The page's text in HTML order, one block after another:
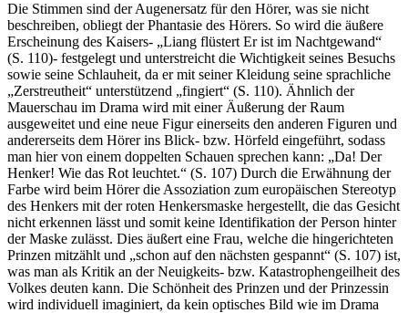
Die Stimmen sind der Augenersatz für den Hörer, was sie nicht
beschreiben, obliegt der Phantasie des Hörers. So wird die äußere
Erscheinung des Kaisers- „Liang flüstert Er ist im Nachtgewand“
(S. 110)- festgelegt und unterstreicht die Wichtigkeit seines Besuchs
sowie seine Schlauheit, da er mit seiner Kleidung seine sprachliche
„Zerstreutheit“ unterstützend „fingiert“ (S. 110). Ähnlich der
Mauerschau im Drama wird mit einer Äußerung der Raum
ausgeweitet und eine neue Figur einerseits den anderen Figuren und
andererseits dem Hörer ins Blick- bzw. Hörfeld eingeführt, sodass
man hier von einem doppelten Schauen sprechen kann: „Da! Der
Henker! Wie das Rot leuchtet.“ (S. 107) Durch die Erwähnung der
Farbe wird beim Hörer die Assoziation zum europäischen Stereotyp
des Henkers mit der roten Henkersmaske hergestellt, die das Gesicht
nicht erkennen lässt und somit keine Identifikation der Person hinter
der Maske zulässt. Dies äußert eine Frau, welche die hingerichteten
Prinzen mitzählt und „schon auf den nächsten gespannt“ (S. 107) ist,
was man als Kritik an der Neuigkeits- bzw. Katastrophengeilheit des
Volkes deuten kann. Die Schönheit des Prinzen und der Prinzessin
wird individuell imaginiert, da kein optisches Bild wie im Drama